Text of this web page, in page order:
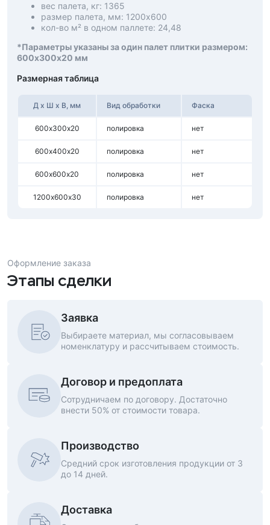
вес палета, кг: 1365
размер палета, мм: 1200х600
кол-во м² в одном паллете: 24,48
*Параметры указаны за один палет плитки размером:
600х300х20 мм
Размерная таблица
Д х Ш х В, мм Вид обработки Фаска
600х300х20 полировка нет
600х400х20 полировка нет
600х600х20 полировка нет
1200х600х30 полировка нет
Оформление заказа
Этапы сделки
Заявка
Выбираете материал, мы согласовываем
номенклатуру и рассчитываем стоимость.
Договор и предоплата
Сотрудничаем по договору. Достаточно
внести 50% от стоимости товара.
Производство
Средний срок изготовления продукции от 3
до 14 дней.
Доставка